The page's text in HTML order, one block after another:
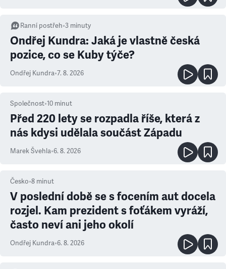
Ranní postřeh•3 minuty
Ondřej Kundra: Jaká je vlastně česká
pozice, co se Kuby týče?
Ondřej Kundra•7. 8. 2026
Společnost•10 minut
Před 220 lety se rozpadla říše, která z
nás kdysi udělala součást Západu
Marek Švehla•6. 8. 2026
Česko•8 minut
V poslední době se s focením aut docela
rozjel. Kam prezident s foťákem vyráží,
často neví ani jeho okolí
Ondřej Kundra•6. 8. 2026